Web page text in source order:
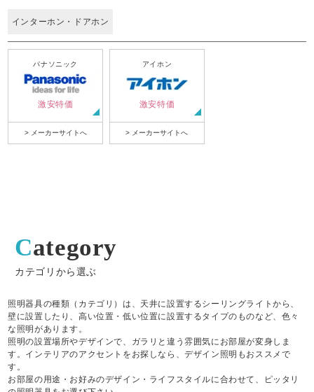
インターホン・ドアホン
パナソニック
激安特価
> メーカーサイトへ
アイホン
激安特価
> メーカーサイトへ
Category
カテゴリから選ぶ
照明器具の種類（カテゴリ）は、天井に設置するシーリングライトから、
壁に設置したり、高い位置・低い位置に設置するタイプのものなど、色々
な照明があります。
照明の設置場所やデザインで、ガラリと違う雰囲気にお部屋が変身しま
す。インテリアのアクセントをお探しなら、デザイン照明もおススメで
す。
お部屋の用途・お好みのデザイン・ライフスタイルに合わせて、ピッタリ